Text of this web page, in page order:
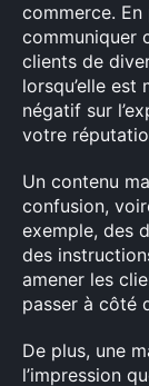
commerce.
communiquer
clients de
lorsqu’elle
négatif sur
votre
Un contenu
confusion,
exemple, des
des
amener les
passer à côté
De plus, une
l’impression